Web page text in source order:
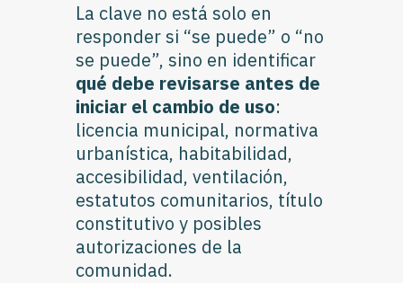
La clave no está solo en
responder si “se puede” o “no
se puede”, sino en identificar
qué debe revisarse antes de
iniciar el cambio de uso:
licencia municipal, normativa
urbanística, habitabilidad,
accesibilidad, ventilación,
estatutos comunitarios, título
constitutivo y posibles
autorizaciones de la
comunidad.